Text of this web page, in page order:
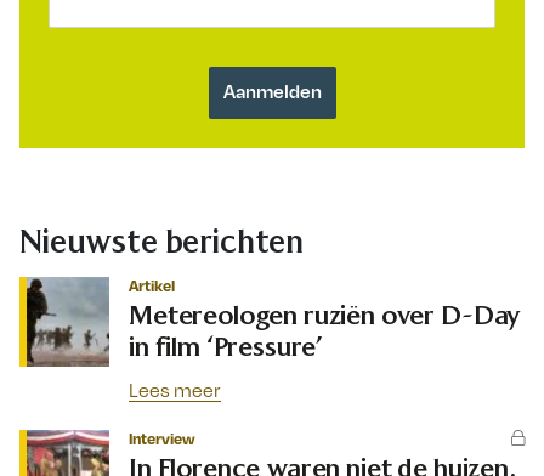
Nieuwste berichten
Artikel
Metereologen ruziën over D-Day
in film ‘Pressure’
Lees meer
Interview
In Florence waren niet de huizen,